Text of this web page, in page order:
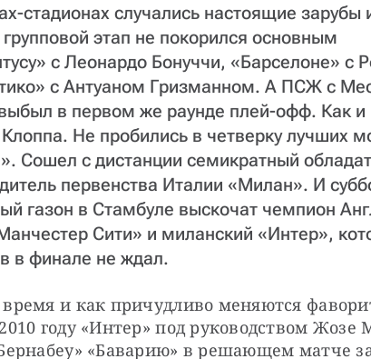
стадионах случались настоящие зарубы
этап не покорился основным
с Леонардо Бонуччи, «Барселоне» с
с Антуаном Гризманном. А ПСЖ с
в первом же раунде плей-офф. Как и
Не пробились в четверку лучших
Сошел с дистанции семикратный
первенства Италии «Милан». И
газон в Стамбуле выскочат чемпион
Сити» и миланский «Интер»,
в финале не ждал.
и как причудливо меняются
году «Интер» под руководством
«Баварию» в решающем матче